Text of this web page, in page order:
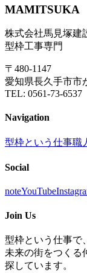
MAMITSUKA
株式会社馬見塚建
型枠工事専門
〒480-1147
愛知県長久手市市
TEL: 0561-73-6537
Navigation
型枠という仕事職
Social
noteYouTube
Join Us
型枠という仕事で、
未来の街をつくる
探しています。